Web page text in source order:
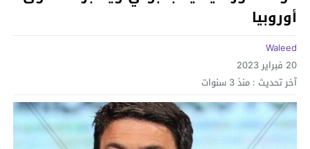
أوروبيا
Waleed
20 فبراير 2023
آخر تحديث : منذ 3 سنوات